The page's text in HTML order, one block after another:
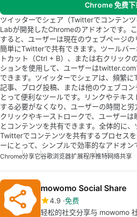
Chrome 免费下
ツイッターでシェア（Twitterでコンテン
Labが開発したChromeのアドオンです。
すると、ユーザーは現在のウェブページ
簡単にTwitterで共有できます。ツールバ
トカット（Ctrl + B）、または右クリック
ションを使用して、ユーザーは
できます。ツイッターでシェアは、頻繁
記事、ブログ投稿、または他のウェブコ
とって便利なツールです。リンクやテキ
する必要がなくなり、ユーザーの時間と
クリックやキーストロークで、ユーザー
とコンテンツを共有できます。全体的に、
Twitterでコンテンツを共有するプロセス
ーにとって、シンプルで効率的なアドオン
Chrome分享它谷歌浏览器扩展程序推特网络共享
mowomo Social Share
4.9 免费
轻松的社交分享与 mowomo